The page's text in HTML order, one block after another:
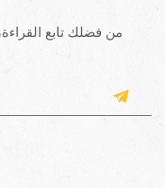
من فضلك تابع